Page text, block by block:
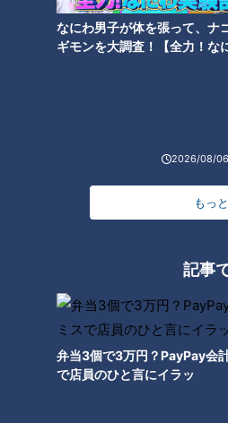
なにわ男子が体を張って、ナ
ギモンを大調査！【全力！な
2026/08/
もっ
記事
弁当3個で3万円？PayPay会
で店員のひと言にイラッ
「ピッチャー根尾」が同時に試さ
はたまた投手なのか―。一部で物
プロ初先発では３者連続三振を奪
のみやざきフェニックス・リーグ
先発投手として着実に歩みを進め
根尾昂、投手転向を語る
本当にほかの人にはで